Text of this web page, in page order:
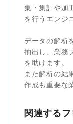
集・集計や加
を行うエンジ
データの解析
抽出し、業務
を助けます。
また解析の結
作成も重要な
関連する